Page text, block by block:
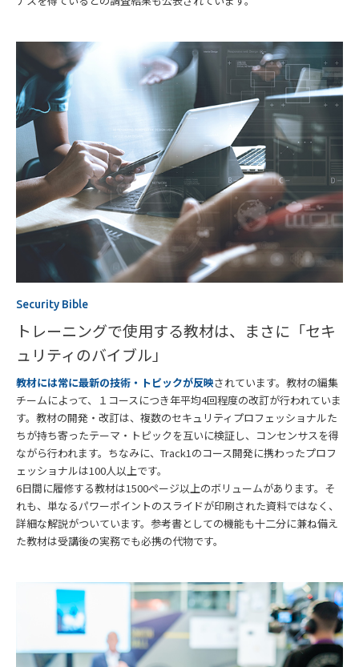
Security Bible
トレーニングで使用する教材は、まさに「セキ
ュリティのバイブル」
教材には常に最新の技術・トピックが反映されています。教材の編集
チームによって、１コースにつき年平均4回程度の改訂が行われていま
す。教材の開発・改訂は、複数のセキュリティプロフェッショナルた
ちが持ち寄ったテーマ・トピックを互いに検証し、コンセンサスを得
ながら行われます。ちなみに、Track1のコース開発に携わったプロフ
ェッショナルは100人以上です。
6日間に履修する教材は1500ページ以上のボリュームがあります。そ
れも、単なるパワーポイントのスライドが印刷された資料ではなく、
詳細な解説がついています。参考書としての機能も十二分に兼ね備え
た教材は受講後の実務でも必携の代物です。